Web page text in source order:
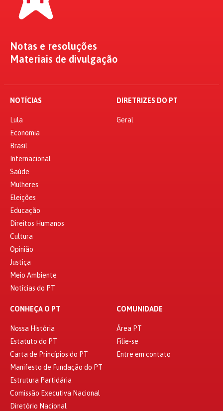
Notas e resoluções
Materiais de divulgação
NOTÍCIAS
Lula
Economia
Brasil
Internacional
Saúde
Mulheres
Eleições
Educação
Direitos Humanos
Cultura
Opinião
Justiça
Meio Ambiente
Notícias do PT
DIRETRIZES DO PT
Geral
CONHEÇA O PT
Nossa História
Estatuto do PT
Carta de Princípios do PT
Manifesto de Fundação do PT
Estrutura Partidária
Comissão Executiva Nacional
Diretório Nacional
COMUNIDADE
Área PT
Filie-se
Entre em contato